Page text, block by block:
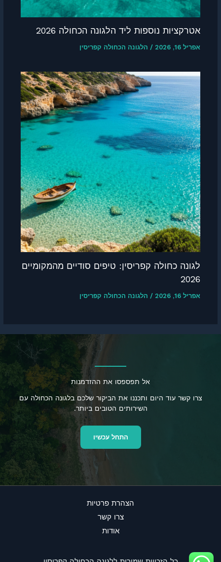
אטרקציות נוספות ליד הלגונה הכחולה 2026
אפריל 16, 2026 / הלגונה הכחולה קפריסין
לגונה כחולה קפריסין: טיפים סודיים מהמקומיים
2026
אפריל 16, 2026 / הלגונה הכחולה קפריסין
אל תפספסו את ההזדמנות
צרו קשר עוד היום ותכננו את הביקור שלכם בלגונה הכחולה עם
השירותים הטובים ביותר.
התחל עכשיו
הצהרת פרטיות
צרו קשר
אודות